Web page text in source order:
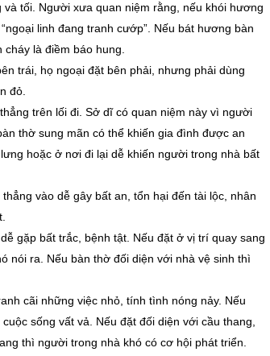
tối. Người xưa quan niệm rằng, nếu khói hương
linh đang tranh cướp”. Nếu bát hương bàn
là điềm báo hung.
trái, họ ngoại đặt bên phải, nhưng phải dùng
đỏ.
trên lối đi. Sở dĩ có quan niệm này vì người
thờ sung mãn có thể khiến gia đình được an
hoặc ở nơi đi lại dễ khiến người trong nhà bất
vào dễ gây bất an, tổn hại đến tài lộc, nhân
gặp bất trắc, bệnh tật. Nếu đặt ở vị trí quay sang
nói ra. Nếu bàn thờ đối diện với nhà vệ sinh thì
cãi những việc nhỏ, tính tình nóng nảy. Nếu
sống vất vả. Nếu đặt đối diện với cầu thang,
thì người trong nhà khó có cơ hội phát triển.